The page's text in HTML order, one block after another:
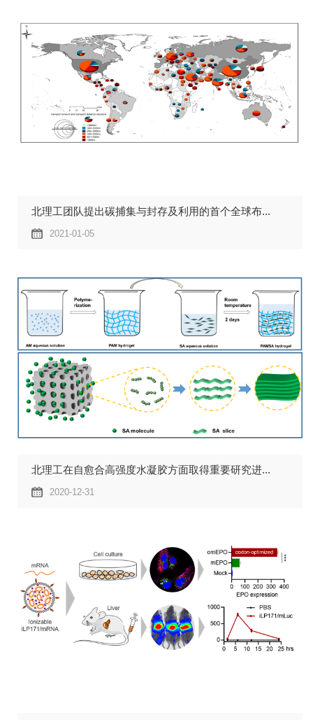
北理工团队提出碳捕集与封存及利用的首个全球布...
2021-01-05
北理工在自愈合高强度水凝胶方面取得重要研究进...
2020-12-31